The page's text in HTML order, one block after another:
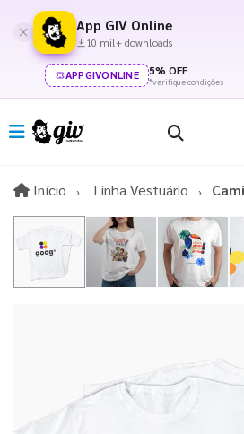
App GIV Online
10 mil+ downloads
APPGIVONLINE 5% OFF
*verifique condições
Início InícioLinha Vestuário